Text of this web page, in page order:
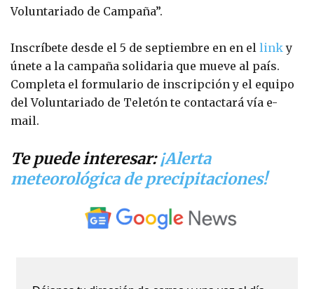
Voluntariado de Campaña”.
Inscríbete desde el 5 de septiembre en en el linky
únete a la campaña solidaria que mueve al país.
Completa el formulario de inscripción y el equipo
del Voluntariado de Teletón te contactará vía e-
mail.
Te puede interesar:¡Alerta
meteorológica de precipitaciones!